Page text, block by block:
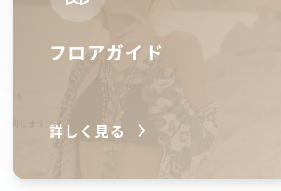
フロアガイド
詳しく見る